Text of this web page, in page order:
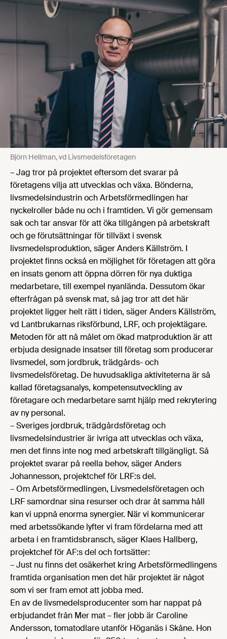
Björn Hellman, vd Livsmedelsföretagen
– Jag tror på projektet eftersom det svarar på
företagens vilja att utvecklas och växa. Bönderna,
livsmedelsindustrin och Arbetsförmedlingen har
nyckelroller både nu och i framtiden. Vi gör gemensam
sak och tar ansvar för att öka tillgången på arbetskraft
och ge förutsättningar för tillväxt i svensk
livsmedelsproduktion, säger Anders Källström. I
projektet finns också en möjlighet för företagen att göra
en insats genom att öppna dörren för nya duktiga
medarbetare, till exempel nyanlända. Dessutom ökar
efterfrågan på svensk mat, så jag tror att det här
projektet ligger helt rätt i tiden, säger Anders Källström,
vd Lantbrukarnas riksförbund, LRF, och projektägare.
Metoden för att nå målet om ökad matproduktion är att
erbjuda designade insatser till företag som producerar
livsmedel, som jordbruk, trädgårds- och
livsmedelsföretag. De huvudsakliga aktiviteterna är så
kallad företagsanalys, kompetensutveckling av
företagare och medarbetare samt hjälp med rekrytering
av ny personal.
– Sveriges jordbruk, trädgårdsföretag och
livsmedelsindustrier är ivriga att utvecklas och växa,
men det finns inte nog med arbetskraft tillgängligt. Så
projektet svarar på reella behov, säger Anders
Johannesson, projektchef för LRF:s del.
– Om Arbetsförmedlingen, Livsmedelsföretagen och
LRF samordnar sina resurser och drar åt samma håll
kan vi uppnå enorma synergier. När vi kommunicerar
med arbetssökande lyfter vi fram fördelarna med att
arbeta i en framtidsbransch, säger Klaes Hallberg,
projektchef för AF:s del och fortsätter:
– Just nu finns det osäkerhet kring Arbetsförmedlingens
framtida organisation men det här projektet är något
som vi ser fram emot att jobba med.
En av de livsmedelsproducenter som har nappat på
erbjudandet från Mer mat – fler jobb är Caroline
Andersson, tomatodlare utanför Höganäs i Skåne. Hon